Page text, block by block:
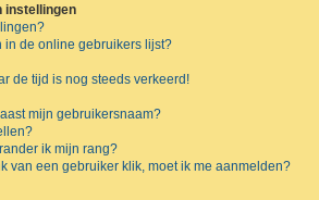
instellingen
in de online gebruikers lijst?
de tijd is nog steeds verkeerd!
mijn gebruikersnaam?
ik mijn rang?
van een gebruiker klik, moet ik me aanmelden?